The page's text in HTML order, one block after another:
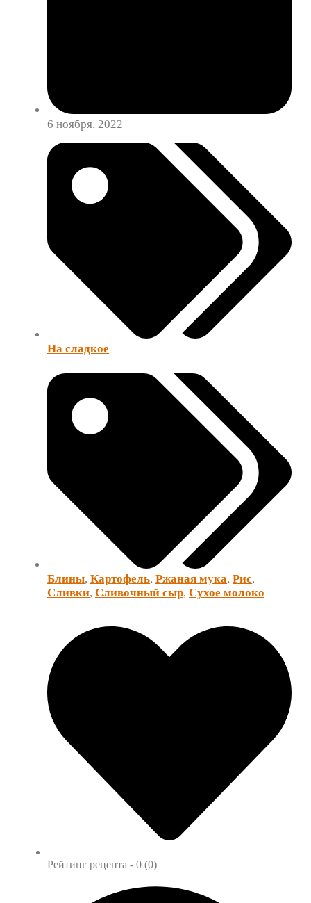
6 ноября, 2022
На сладкое
Блины, Картофель, Ржаная мука, Рис,
Сливки, Сливочный сыр, Сухое молоко
Рейтинг рецепта - 0 (0)